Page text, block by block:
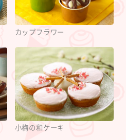
カップフラワー
小梅の和ケーキ